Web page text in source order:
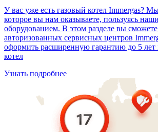
У вас уже есть газовый котел Immergas?
которое вы нам оказываете, пользуясь
оборудованием. В этом разделе вы сможете
авторизованных сервисных центров
оформить расширенную гарантию до 5 лет
котел
Узнать подробнее